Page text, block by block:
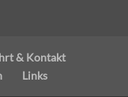
& Kontakt
Links